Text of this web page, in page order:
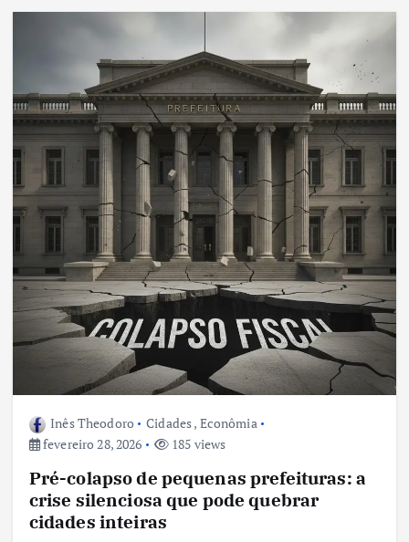
Inês Theodoro Cidades, Econômia
fevereiro 28, 2026
185 views
Pré-colapso de pequenas prefeituras: a
crise silenciosa que pode quebrar
cidades inteiras